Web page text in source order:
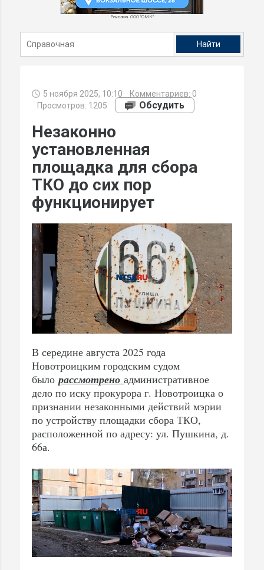
Реклама. ООО "ОМК"
5 ноября 2025, 10:10 Комментариев: 0
Просмотров: 1205
Обсудить
Незаконно
установленная
площадка для сбора
ТКО до сих пор
функционирует
В середине августа 2025 года
Новотроицким городским судом
было рассмотрено административное
дело по иску прокурора г. Новотроицка о
признании незаконными действий мэрии
по устройству площадки сбора ТКО,
расположенной по адресу: ул. Пушкина, д.
66а.